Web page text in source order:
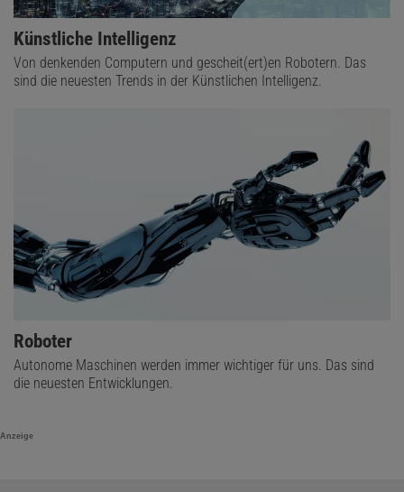
Künstliche Intelligenz
Von denkenden Computern und gescheit(ert)en Robotern. Das
sind die neuesten Trends in der Künstlichen Intelligenz.
Roboter
Autonome Maschinen werden immer wichtiger für uns. Das sind
die neuesten Entwicklungen.
Anzeige